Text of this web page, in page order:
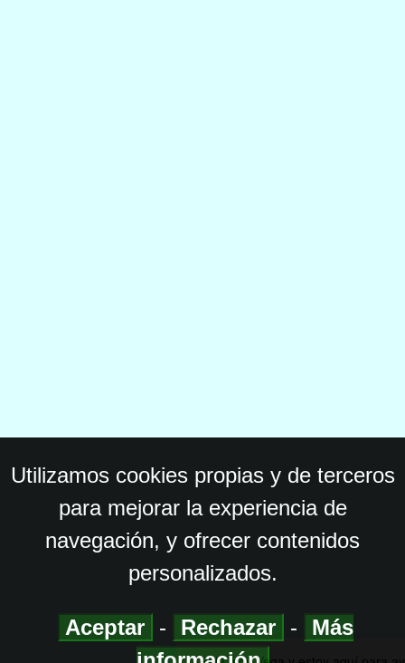
Utilizamos cookies propias y de terceros
para mejorar la experiencia de
navegación, y ofrecer contenidos
personalizados.
Aceptar - Rechazar -
Más